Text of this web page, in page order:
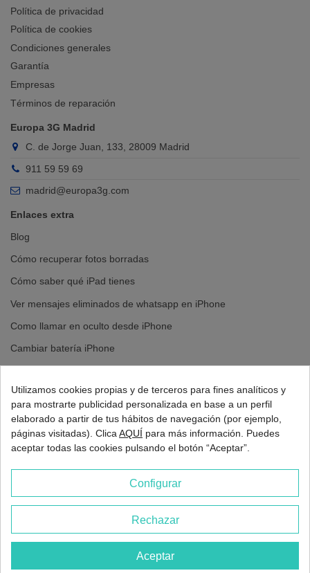
Política de privacidad
Política de cookies
Condiciones generales
Garantía
Empresas
Términos de reparación
Europa 3G Madrid
C. de Jorge Juan, 133, 28009 Madrid
911 59 59 69
madrid@europa3g.com
Enlaces extra
Blog
Cómo recuperar fotos borradas
Cómo saber qué iPad tienes
Ver mensajes eliminados de whatsapp en iPhone
Como llamar en oculto desde iPhone
Cambiar batería iPhone
2026 - Europa 3G Madrid
Utilizamos cookies propias y de terceros para fines analíticos y
para mostrarte publicidad personalizada en base a un perfil
elaborado a partir de tus hábitos de navegación (por ejemplo,
páginas visitadas). Clica AQUÍ para más información. Puedes
aceptar todas las cookies pulsando el botón “Aceptar”.
Configurar
Rechazar
Aceptar